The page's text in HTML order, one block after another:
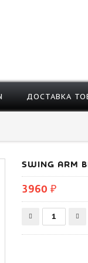
ДОСТАВКА
SWING ARM
3960 ₽